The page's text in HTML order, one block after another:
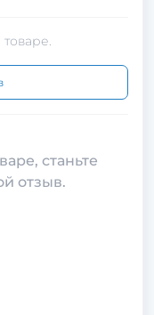
станьте
отзыв.